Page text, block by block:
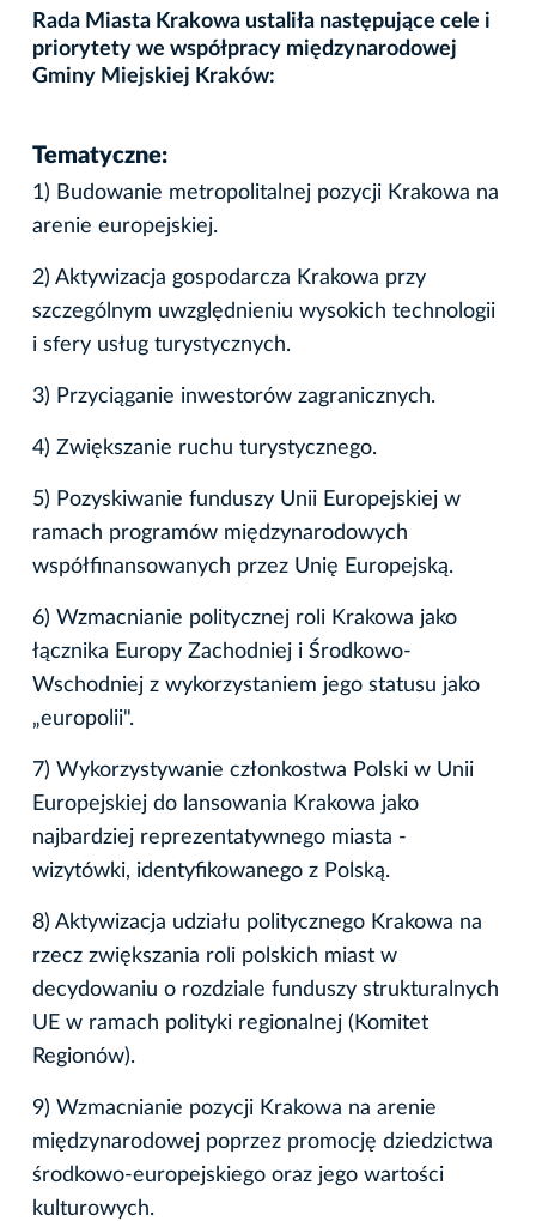
Rada Miasta Krakowa ustaliła następujące cele i
priorytety we współpracy międzynarodowej
Gminy Miejskiej Kraków:
Tematyczne:
1) Budowanie metropolitalnej pozycji Krakowa na
arenie europejskiej.
2) Aktywizacja gospodarcza Krakowa przy
szczególnym uwzględnieniu wysokich technologii
i sfery usług turystycznych.
3) Przyciąganie inwestorów zagranicznych.
4) Zwiększanie ruchu turystycznego.
5) Pozyskiwanie funduszy Unii Europejskiej w
ramach programów międzynarodowych
współfinansowanych przez Unię Europejską.
6) Wzmacnianie politycznej roli Krakowa jako
łącznika Europy Zachodniej i Środkowo-
Wschodniej z wykorzystaniem jego statusu jako
„europolii".
7) Wykorzystywanie członkostwa Polski w Unii
Europejskiej do lansowania Krakowa jako
najbardziej reprezentatywnego miasta -
wizytówki, identyfikowanego z Polską.
8) Aktywizacja udziału politycznego Krakowa na
rzecz zwiększania roli polskich miast w
decydowaniu o rozdziale funduszy strukturalnych
UE w ramach polityki regionalnej (Komitet
Regionów).
9) Wzmacnianie pozycji Krakowa na arenie
międzynarodowej poprzez promocję dziedzictwa
środkowo-europejskiego oraz jego wartości
kulturowych.